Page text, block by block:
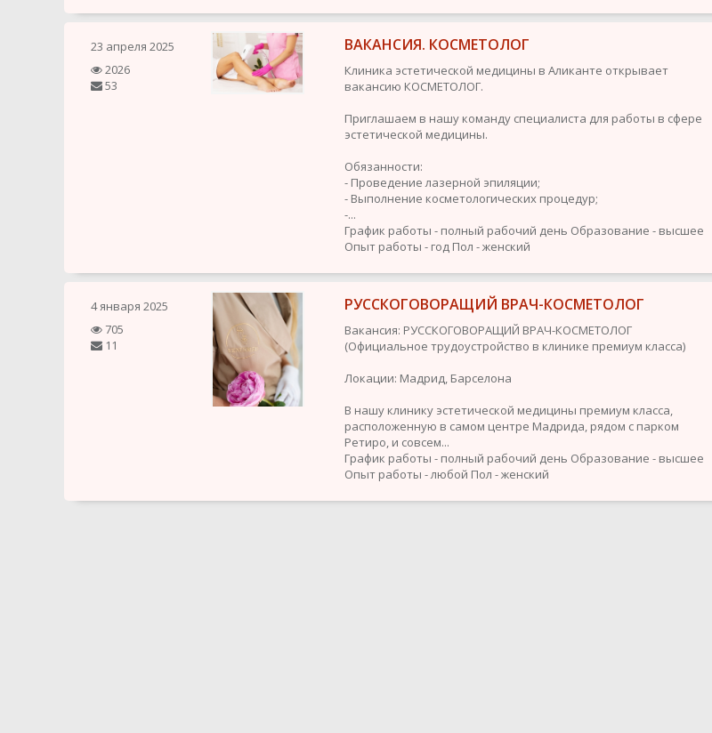
23 апреля 2025
2026
53
ВАКАНСИЯ. КОСМЕТОЛОГ
Клиника эстетической медицины в Аликанте открывает
вакансию КОСМЕТОЛОГ.
Приглашаем в нашу команду специалиста для работы в сфере
эстетической медицины.
Обязанности:
- Проведение лазерной эпиляции;
- Выполнение косметологических процедур;
-...
График работы - полный рабочий день Образование - высшее
Опыт работы - год Пол - женский
4 января 2025
705
11
РУССКОГОВОРАЩИЙ ВРАЧ-КОСМЕТОЛОГ
Вакансия: РУССКОГОВОРАЩИЙ ВРАЧ-КОСМЕТОЛОГ
(Официальное трудоустройство в клинике премиум класса)
Локации: Мадрид, Барселона
В нашу клинику эстетической медицины премиум класса,
расположенную в самом центре Мадрида, рядом с парком
Ретиро, и совсем...
График работы - полный рабочий день Образование - высшее
Опыт работы - любой Пол - женский